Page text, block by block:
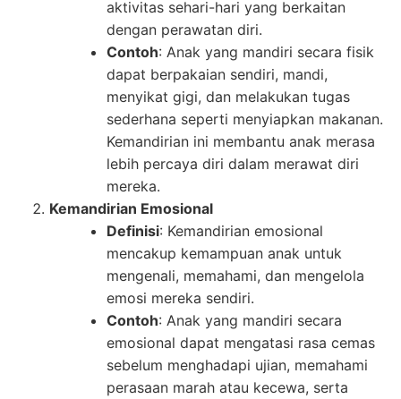
aktivitas sehari-hari yang berkaitan
dengan perawatan diri.
Contoh: Anak yang mandiri secara fisik
dapat berpakaian sendiri, mandi,
menyikat gigi, dan melakukan tugas
sederhana seperti menyiapkan makanan.
Kemandirian ini membantu anak merasa
lebih percaya diri dalam merawat diri
mereka.
Kemandirian Emosional
Definisi: Kemandirian emosional
mencakup kemampuan anak untuk
mengenali, memahami, dan mengelola
emosi mereka sendiri.
Contoh: Anak yang mandiri secara
emosional dapat mengatasi rasa cemas
sebelum menghadapi ujian, memahami
perasaan marah atau kecewa, serta